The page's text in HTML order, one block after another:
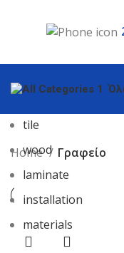
Home Γραφείο
Δημοφιλή αιτήματα:
tile
wood
laminate
installation
materials